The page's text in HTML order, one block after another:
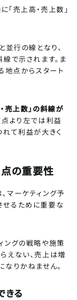
「売上高・売上数」
並行の線となり、
で示されます。ま
地点からスタート
売上数」の斜線が
点より左では利益
れて利益が大きく
の重要性
マーケティング予
るために重要な
ングの戦略や施策
えない、売上は増
りかねません。
きる